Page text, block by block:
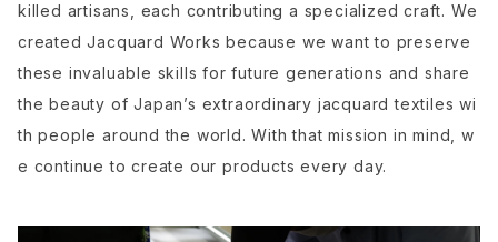
killed artisans, each contributing a specialized craft. We
created Jacquard Works because we want to preserve
these invaluable skills for future generations and share
the beauty of Japan’s extraordinary jacquard textiles wi
th people around the world. With that mission in mind, w
e continue to create our products every day.